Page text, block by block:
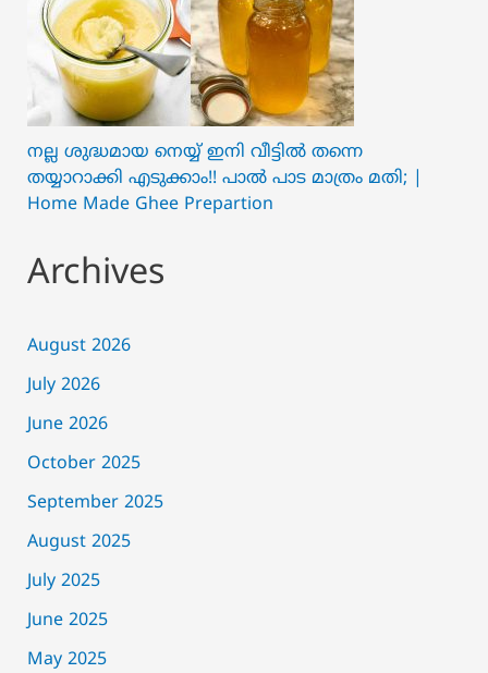
നല്ല ശുദ്ധമായ നെയ്യ് ഇനി വീട്ടിൽ തന്നെ
തയ്യാറാക്കി എടുക്കാം!! പാൽ പാട മാത്രം മതി; |
Home Made Ghee Prepartion
Archives
August 2026
July 2026
June 2026
October 2025
September 2025
August 2025
July 2025
June 2025
May 2025